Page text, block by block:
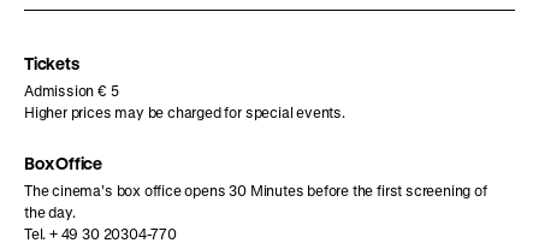
Tickets
Admission € 5
Higher prices may be charged for special events.
Box Office
The cinema’s box office opens 30 Minutes before the first screening of
the day.
Tel. + 49 30 20304-770